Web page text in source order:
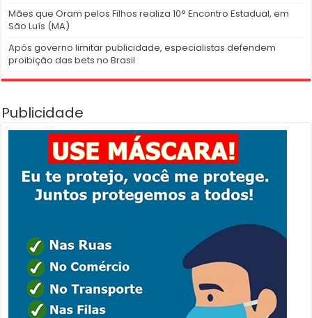
Mães que Oram pelos Filhos realiza 10° Encontro Estadual, em
São Luís (MA)
Após governo limitar publicidade, especialistas defendem
proibição das bets no Brasil
Publicidade